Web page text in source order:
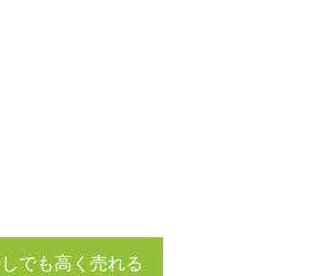
でも高く売れる